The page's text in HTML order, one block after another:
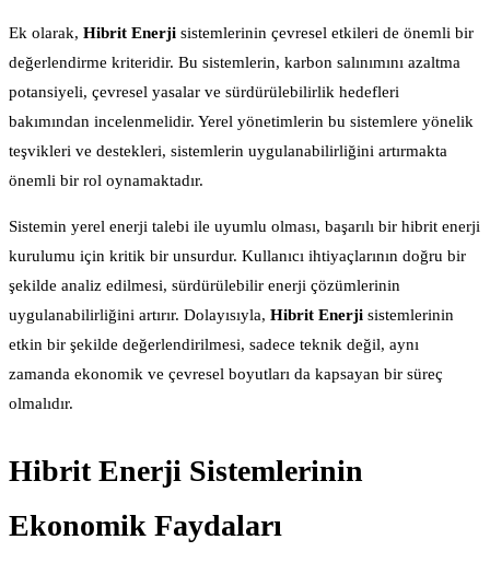
Ek olarak, Hibrit Enerji sistemlerinin çevresel etkileri de önemli bir
değerlendirme kriteridir. Bu sistemlerin, karbon salınımını azaltma
potansiyeli, çevresel yasalar ve sürdürülebilirlik hedefleri
bakımından incelenmelidir. Yerel yönetimlerin bu sistemlere yönelik
teşvikleri ve destekleri, sistemlerin uygulanabilirliğini artırmakta
önemli bir rol oynamaktadır.
Sistemin yerel enerji talebi ile uyumlu olması, başarılı bir hibrit enerji
kurulumu için kritik bir unsurdur. Kullanıcı ihtiyaçlarının doğru bir
şekilde analiz edilmesi, sürdürülebilir enerji çözümlerinin
uygulanabilirliğini artırır. Dolayısıyla, Hibrit Enerji sistemlerinin
etkin bir şekilde değerlendirilmesi, sadece teknik değil, aynı
zamanda ekonomik ve çevresel boyutları da kapsayan bir süreç
olmalıdır.
Hibrit Enerji Sistemlerinin
Ekonomik Faydaları